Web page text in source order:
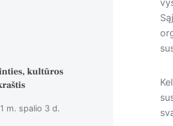
kultūros
m. spalio 3 d.